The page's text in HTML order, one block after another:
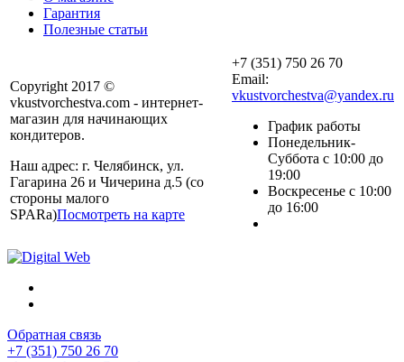
Гарантия
Полезные статьи
Copyright 2017 ©
vkustvorchestva.com - интернет-
магазин для начинающих
кондитеров.
Наш адрес: г. Челябинск, ул.
Гагарина 26 и Чичерина д.5 (со
стороны малого
SPARa)Посмотреть на карте
+7 (351) 750 26 70
Email:
vkustvorchestva@yandex.ru
График работы
Понедельник-
Суббота с 10:00 до
19:00
Воскресенье с 10:00
до 16:00
Обратная связь
+7 (351) 750 26 70